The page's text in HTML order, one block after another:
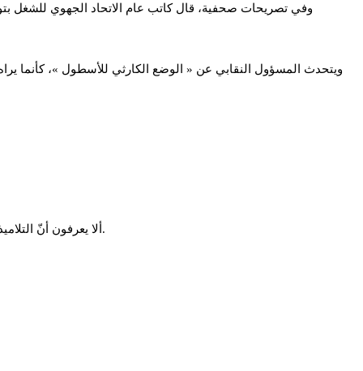
وفي تصريحات صحفية، قال كاتب عام الاتحاد الجهوي للشغل
ويتحدث المسؤول النقابي عن « الوضع الكارثي للأسطول »، كأنما
ألا يعرفون أنّ التلاميذ والطلبة وأوليائهم والشغالين أنفسهم، الذين يدافعون عنهم، هم الذين يتحمّلون المشاكل والصعوبات جرّاء إضراب شركات النقل في تونس الكبرى؟.